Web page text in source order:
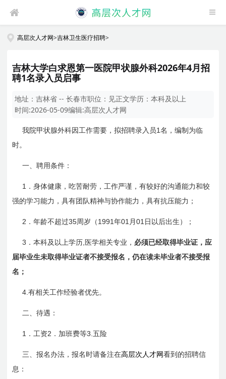
高层次人才网>吉林卫生医疗招聘>
吉林大学白求恩第一医院甲状腺外科2026年4月招
聘1名录入员启事
地址：吉林省 -- 长春市职位： 见正文学历：本科及以上
时间:2026-05-09编辑:高层次人才网
我院甲状腺外科因工作需要，拟招聘录入员1名，编制为临
时。
一、聘用条件：
1 ．身体健康，吃苦耐劳，工作严谨，有较好的沟通能力和较
强的学习能力，具有团队精神与协作能力，具有抗压能力；
2 ．年龄不超过35周岁（ 1991年01 月01 日 以后出生）；
3 ．本科及以上学历 医学相关专业， 必须已经取得毕业证，应
届毕业生未取得毕业证者不接受报名，仍在读未毕业者不接受报
名；
4.有相关工作经验者优先。
二、待遇：
1 ．工资2 ．加班费等3.五险
三、报名办法，报名时请备注在高层次人才网看到的招聘信
息：